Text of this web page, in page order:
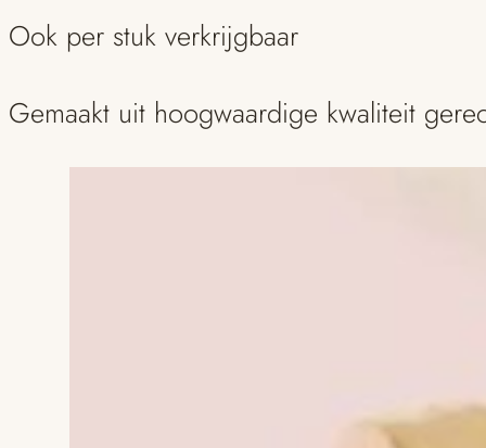
Ook per stuk verkrijgbaar
Gemaakt uit hoogwaardige kwaliteit